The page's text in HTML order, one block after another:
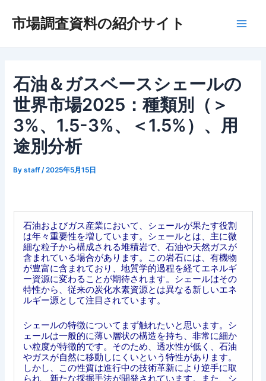
市場調査資料の紹介サイト
石油＆ガスベースシェールの
世界市場2025：種類別（＞
3%、1.5-3%、＜1.5%）、用
途別分析
Bystaff /2025年5月15日
石油およびガス産業において、シェールが果たす役割
は年々重要性を増しています。シェールとは、主に微
細な粒子から構成される堆積岩で、石油や天然ガスが
含まれている場合があります。この岩石には、有機物
が豊富に含まれており、地質学的過程を経てエネルギ
ー資源に変わることが期待されます。シェールはその
特性から、従来の炭化水素資源とは異なる新しいエネ
ルギー源として注目されています。
シェールの特徴についてまず触れたいと思います。シ
ェールは一般的に薄い層状の構造を持ち、非常に細か
い粒度が特徴的です。そのため、透水性が低く、石油
やガスが自然に移動しにくいという特性があります。
しかし、この性質は進行中の技術革新により逆手に取
られ、新たな採掘手法が開発されています。また、シ